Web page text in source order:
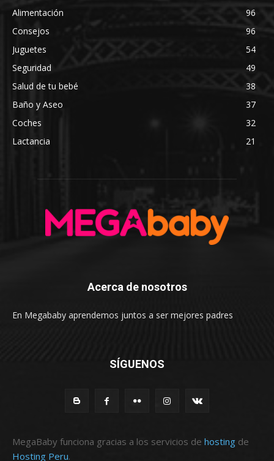
Alimentación
96
Consejos
96
Juguetes
54
Seguridad
49
Salud de tu bebé
38
Baño y Aseo
37
Coches
32
Lactancia
21
Acerca de nosotros
En Megababy aprendemos juntos a ser mejores padres
SÍGUENOS
MegaBaby funciona gracias a los servicios de hosting de
Hosting Peru.